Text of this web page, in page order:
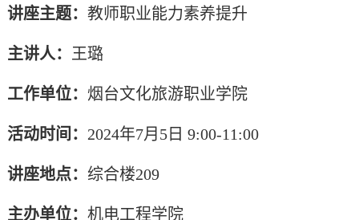
讲座主题：教师职业能力素养提升
主讲人： 王璐
工作单位：烟台文化旅游职业学院
活动时间： 2024年7月 5 日 9:00-11:00
讲座地点： 综合楼209
主办单位：机电工程学院